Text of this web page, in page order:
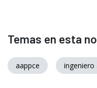
Temas en esta
aappce